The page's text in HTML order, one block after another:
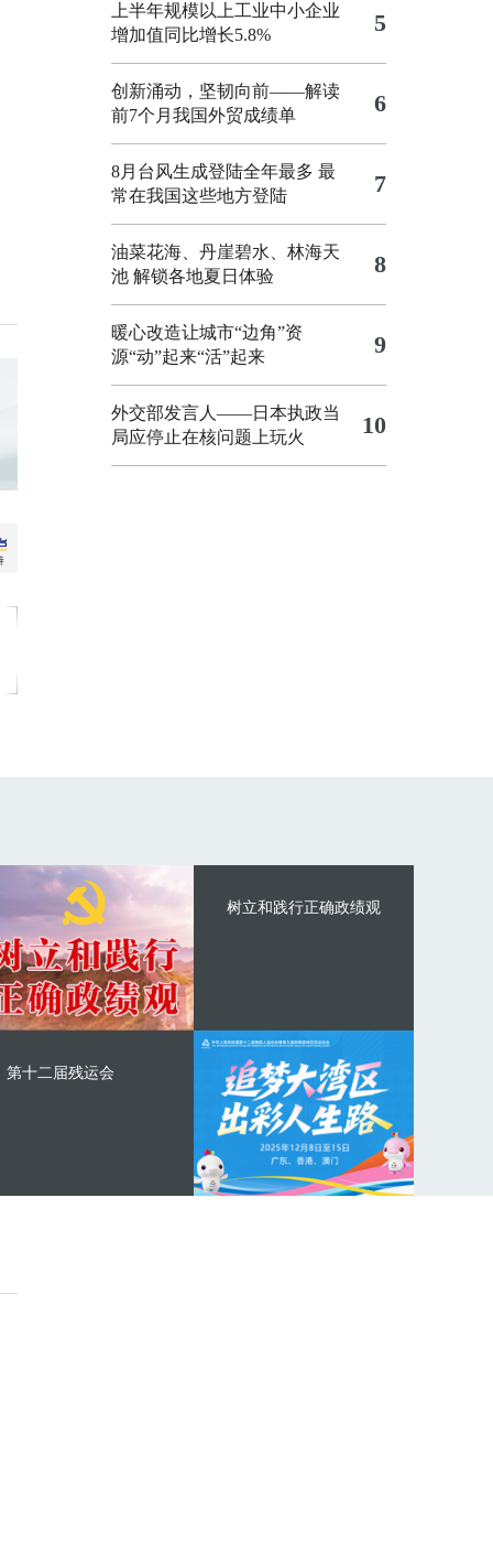
上半年规模以上工业中小企业
增加值同比增长5.8%
5
创新涌动，坚韧向前——解读
前7个月我国外贸成绩单
6
8月台风生成登陆全年最多 最
常在我国这些地方登陆
7
油菜花海、丹崖碧水、林海天
池 解锁各地夏日体验
8
暖心改造让城市“边角”资
源“动”起来“活”起来
9
外交部发言人——日本执政当
局应停止在核问题上玩火
10
树立和践行正确政绩观
第十二届残运会